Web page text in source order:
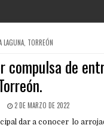
LAGUNA, TORREÓN
de
2 DE MARZO DE 2022
dar a conocer lo